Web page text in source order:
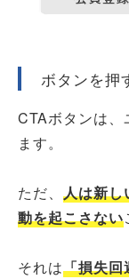
ボタンを押
CTAボタンは、
ます。
ただ、 人は新し
動を起こさない
それは「損失回